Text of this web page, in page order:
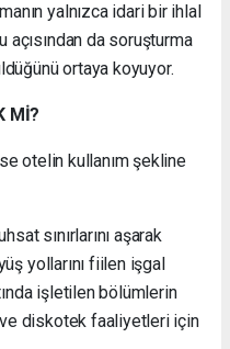
yalnızca idari bir ihlal
açısından da soruşturma
ortaya koyuyor.
Mİ?
otelin kullanım şekline
sınırlarını aşarak
yollarını fiilen işgal
işletilen bölümlerin
diskotek faaliyetleri için